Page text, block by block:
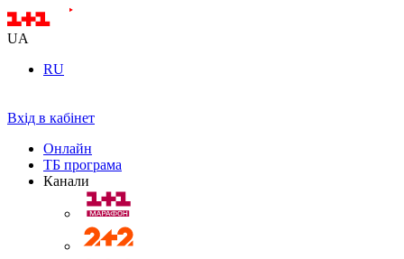
UA
RU
Вхід в кабінет
Онлайн
ТБ програма
Канали